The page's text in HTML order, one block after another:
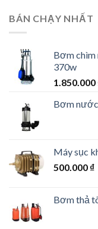
BÁN CHẠY NHẤT
Bơm
370w
1.850.000
Bơm
Máy sục
500.000 ₫
Bơm thả